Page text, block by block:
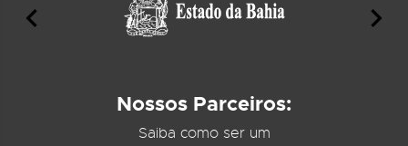
Nossos Parceiros:
Saiba como ser um